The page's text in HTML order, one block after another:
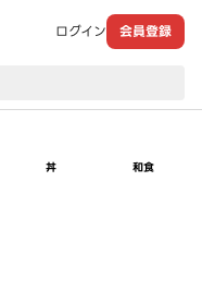
ログイン 会員登録
丼 和食